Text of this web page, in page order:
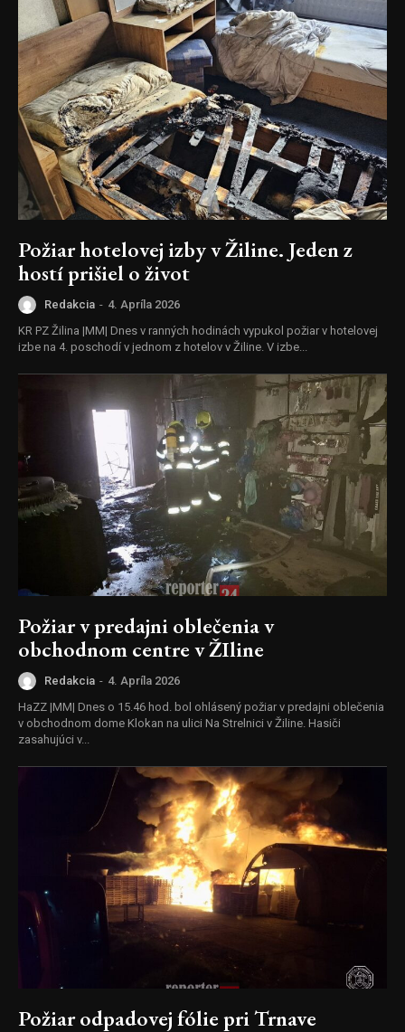
Požiar hotelovej izby v Žiline. Jeden z
hostí prišiel o život
Redakcia - 4. Apríla 2026
KR PZ Žilina |MM| Dnes v ranných hodinách vypukol požiar v hotelovej
izbe na 4. poschodí v jednom z hotelov v Žiline. V izbe...
Požiar v predajni oblečenia v
obchodnom centre v ŽIline
Redakcia - 4. Apríla 2026
HaZZ |MM| Dnes o 15.46 hod. bol ohlásený požiar v predajni oblečenia
v obchodnom dome Klokan na ulici Na Strelnici v Žiline. Hasiči
zasahujúci v...
Požiar odpadovej fólie pri Trnave